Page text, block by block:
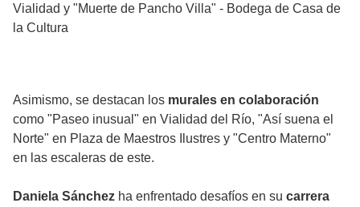
Vialidad y "Muerte de Pancho Villa" - Bodega de Casa de
la Cultura
Asimismo, se destacan los murales en colaboración
como "Paseo inusual" en Vialidad del Río, "Así suena el
Norte" en Plaza de Maestros Ilustres y "Centro Materno"
en las escaleras de este.
Daniela Sánchez ha enfrentado desafíos en su carrera